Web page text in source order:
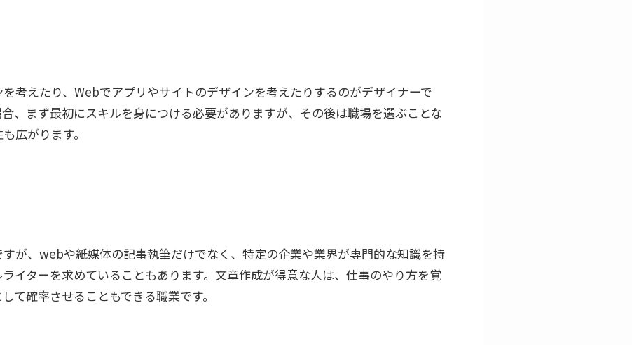
考えたり、Webでアプリやサイトのデザインを考えたりするのがデザイナーで
、まず最初にスキルを身につける必要がありますが、その後は職場を選ぶことな
広がります。
が、webや紙媒体の記事執筆だけでなく、特定の企業や業界が専門的な知識を持
イターを求めていることもあります。文章作成が得意な人は、仕事のやり方を覚
て確率させることもできる職業です。